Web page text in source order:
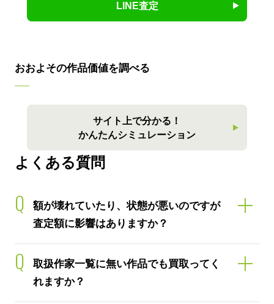
LINE査定
おおよその作品価値を調べる
サイト上で分かる！
かんたんシミュレーション
よくある質問
Q
額が壊れていたり、状態が悪いのですが
査定額に影響はありますか？
Q
取扱作家一覧に無い作品でも買取ってく
れますか？